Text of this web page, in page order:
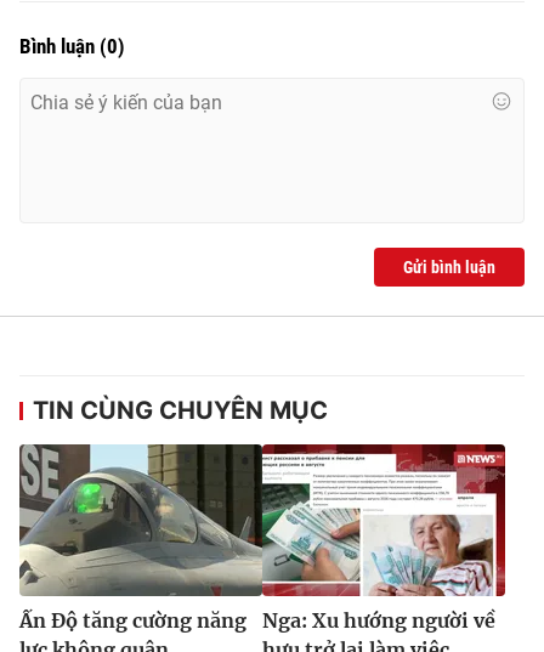
Bình luận (0)
Gửi bình luận
TIN CÙNG CHUYÊN MỤC
Ấn Độ tăng cường năng
Nga: Xu hướng người về